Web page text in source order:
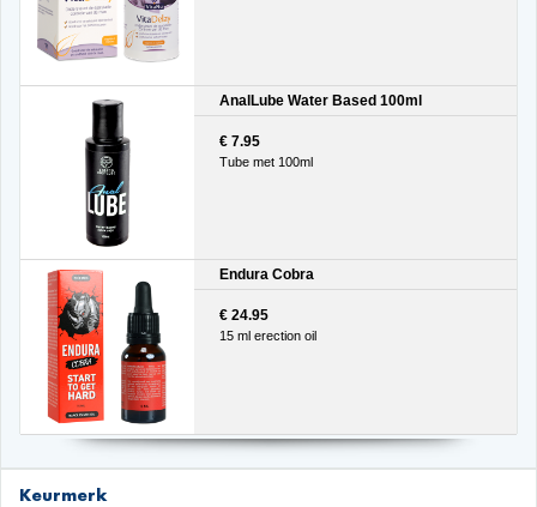
AnalLube Water Based 100ml
€ 7.95
Tube met 100ml
Endura Cobra
€ 24.95
15 ml erection oil
Keurmerk